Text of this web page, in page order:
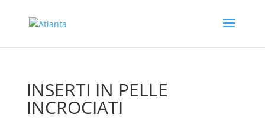
INSERTI IN PELLE
INCROCIATI